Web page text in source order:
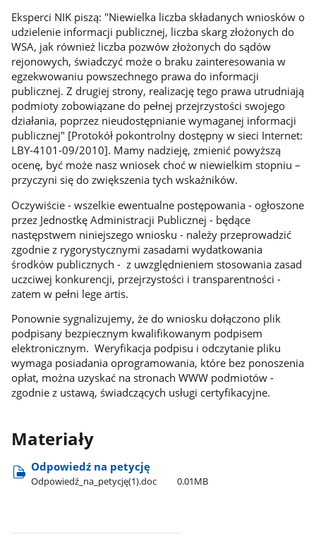
Eksperci NIK piszą: "Niewielka liczba składanych wniosków o
udzielenie informacji publicznej, liczba skarg złożonych do
WSA, jak również liczba pozwów złożonych do sądów
rejonowych, świadczyć może o braku zainteresowania w
egzekwowaniu powszechnego prawa do informacji
publicznej. Z drugiej strony, realizację tego prawa utrudniają
podmioty zobowiązane do pełnej przejrzystości swojego
działania, poprzez nieudostępnianie wymaganej informacji
publicznej" [Protokół pokontrolny dostępny w sieci Internet:
LBY-4101-09/2010]. Mamy nadzieję, zmienić powyższą
ocenę, być może nasz wniosek choć w niewielkim stopniu –
przyczyni się do zwiększenia tych wskaźników.
Oczywiście - wszelkie ewentualne postępowania - ogłoszone
przez Jednostkę Administracji Publicznej - będące
następstwem niniejszego wniosku - należy przeprowadzić
zgodnie z rygorystycznymi zasadami wydatkowania
środków publicznych - z uwzględnieniem stosowania zasad
uczciwej konkurencji, przejrzystości i transparentności -
zatem w pełni lege artis.
Ponownie sygnalizujemy, że do wniosku dołączono plik
podpisany bezpiecznym kwalifikowanym podpisem
elektronicznym. Weryfikacja podpisu i odczytanie pliku
wymaga posiadania oprogramowania, które bez ponoszenia
opłat, można uzyskać na stronach WWW podmiotów -
zgodnie z ustawą, świadczących usługi certyfikacyjne.
Materiały
Odpowiedź na petycję
Odpowiedź​_na​_petycję(1).doc 0.01MB